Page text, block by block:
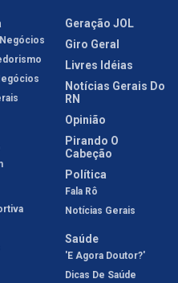
Geração JOL
Giro Geral
Livres Idéias
Notícias Gerais Do
RN
Opinião
Pirando O
Cabeção
Política
Fala Rô
Notícias Gerais
Saúde
'E Agora Doutor?'
Dicas De Saúde